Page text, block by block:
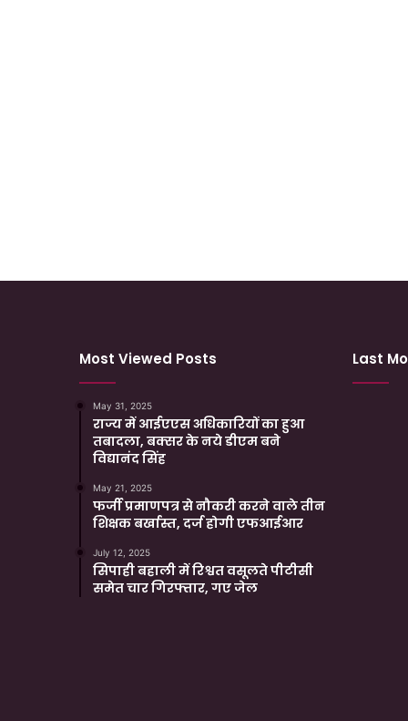
Most Viewed Posts
May 31, 2025
राज्य में आईएएस अधिकारियों का हुआ
तबादला, बक्सर के नये डीएम बने
विद्यानंद सिंह
May 21, 2025
फर्जी प्रमाणपत्र से नौकरी करने वाले तीन
शिक्षक बर्खास्त, दर्ज होगी एफआईआर
July 12, 2025
सिपाही बहाली में रिश्वत वसूलते पीटीसी
समेत चार गिरफ्तार, गए जेल
Last